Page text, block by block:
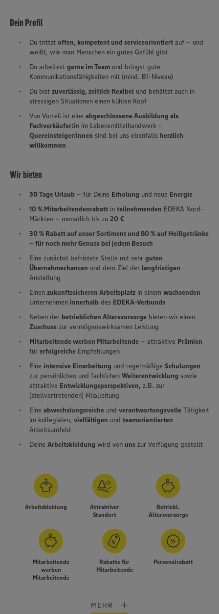
Wir setzen Cookies und andere Technologien ein, um Ihnen
Website zu personalisieren und Ihnen möglichst relevante
Inhalte anzubieten. Ihre Einwilligung in die Nutzung von
Dein Profil
Du trittst offen, kompetent und serviceorientiert auf – und
weißt, wie man Menschen ein gutes Gefühl gibt
Du arbeitest gerne im Team und bringst gute
Kommunikationsfähigkeiten mit (mind. B1-Niveau)
Du bist zuverlässig, zeitlich flexibel und behältst auch in
stressigen Situationen einen kühlen Kopf
Von Vorteil ist eine abgeschlossene Ausbildung als
Fachverkäufer:in im Lebensmittelhandwerk -
Quereinsteiger:innen sind bei uns ebenfalls herzlich
willkommen
Wir bieten
30 Tage Urlaub – für Deine Erholung und neue Energie
10 % Mitarbeitendenrabatt in teilnehmenden EDEKA Nord-
Märkten – monatlich bis zu 20 €
30 % Rabatt auf unser Sortiment und 80 % auf Heißgetränke
– für noch mehr Genuss bei jedem Besuch
Eine zunächst befristete Stelle mit sehr guten
Übernahmechancen und dem Ziel der langfristigen
Anstellung
Einen zukunftssicheren Arbeitsplatz in einem wachsenden
Unternehmen innerhalb des EDEKA-Verbunds
Neben der betrieblichen Altersvorsorge bieten wir einen
Zuschuss zur vermögenswirksamen Leistung
Mitarbeitende werben Mitarbeitende – attraktive Prämien
für erfolgreiche Empfehlungen
Eine intensive Einarbeitung und regelmäßige Schulungen
zur persönlichen und fachlichen Weiterentwicklung sowie
attraktive Entwicklungsperspektiven, z.B. zur
(stellvertretenden) Filialleitung
Eine abwechslungsreiche und verantwortungsvolle Tätigkeit
im kollegialen, vielfältigen und teamorientierten
Arbeitsumfeld
Deine Arbeitskleidung wird von uns zur Verfügung gestellt
Arbeitskleidung
Attraktiver
Standort
Betriebl.
Altersvorsorge
Mitarbeitende
werben
Mitarbeitende
Rabatte für
Mitarbeitende
Personalrabatt
MEHR